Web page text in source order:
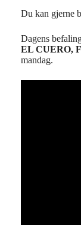
Du kan gjerne
Dagens
EL CUERO,
mandag.